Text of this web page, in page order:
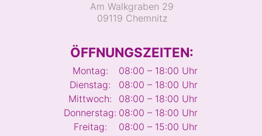
Am Walkgraben 29
09119 Chemnitz
ÖFFNUNGSZEITEN:
Montag:
08:00 – 18:00 Uhr
Dienstag:
08:00 – 18:00 Uhr
Mittwoch:
08:00 – 18:00 Uhr
Donnerstag: 08:00 – 18:00 Uhr
Freitag:
08:00 – 15:00 Uhr